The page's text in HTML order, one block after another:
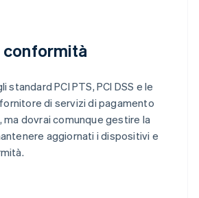
conformità
PCI PTS, PCI DSS e le
di servizi di pagamento
dovrai comunque gestire la
aggiornati i dispositivi e